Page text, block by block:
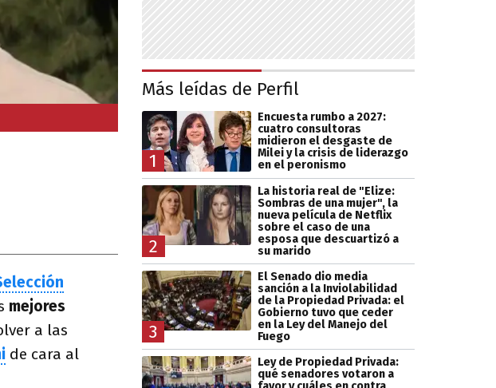
mejores
a las
de cara al
Más leídas de Perfil
1
Encuesta rumbo a 2027:
cuatro consultoras
midieron el desgaste de
Milei y la crisis de liderazgo
en el peronismo
2
La historia real de "Elize:
Sombras de una mujer", la
nueva película de Netflix
sobre el caso de una
esposa que descuartizó a
su marido
3
El Senado dio media
sanción a la Inviolabilidad
de la Propiedad Privada: el
Gobierno tuvo que ceder
en la Ley del Manejo del
Fuego
Ley de Propiedad Privada:
qué senadores votaron a